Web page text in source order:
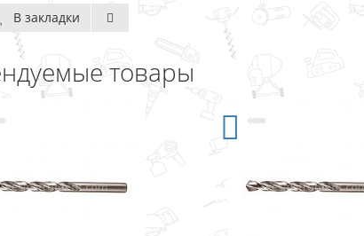
В закладки
товары